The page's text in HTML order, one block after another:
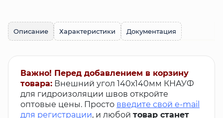
Описание Характеристики Документация
Важно! Перед добавлением в корзину
товара: Внешний угол 140х140мм КНАУФ
для гидроизоляции швов откройте
оптовые цены. Просто введите свой e-mail
для регистрации, и любой товар станет